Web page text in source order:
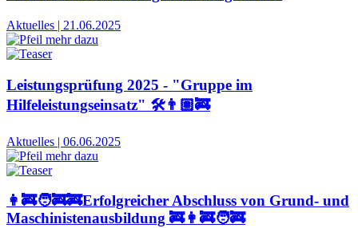
Aktuelles | 21.06.2025
Leistungsprüfung 2025 - "Gruppe im
Hilfeleistungseinsatz" 🛠👨🏽‍🚒
Aktuelles | 06.06.2025
👩‍🚒🧑‍🚒🚒Erfolgreicher Abschluss von Grund- und
Maschinistenausbildung 🚒👩‍🚒🧑‍🚒